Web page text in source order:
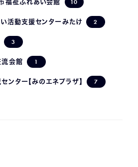
福祉ふれあい会館 10
活動支援センターみたけ 2
3
流会館 1
ンター【みのエネプラザ】 7